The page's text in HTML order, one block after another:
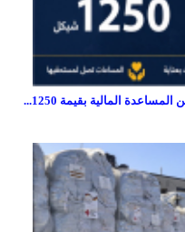
المالية بقيمة 1250...